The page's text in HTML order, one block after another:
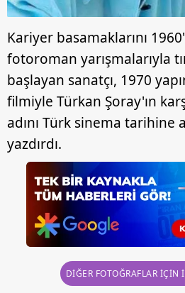
Kariyer basamaklarını
fotoroman yarışmalarıyla
başlayan sanatçı, 1970
filmiyle Türkan Şoray'ın
adını Türk sinema tarihine
yazdırdı.
DİĞER FOTOĞRAFLAR İÇİN